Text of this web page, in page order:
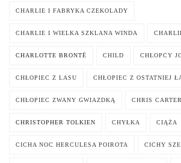
CHARLIE I FABRYKA CZEKOLADY
CHARLIE I WIELKA SZKLANA WINDA
CHARLOTTE BRONTË CHILD CHŁOPCY
CHŁOPIEC Z LASU CHŁOPIEC Z OSTATNIEJ
CHŁOPIEC ZWANY GWIAZDKĄ CHRIS CARTER
CHRISTOPHER TOLKIEN CHYŁKA CIĄŻA
CICHA NOC HERCULESA POIROTA CICHY